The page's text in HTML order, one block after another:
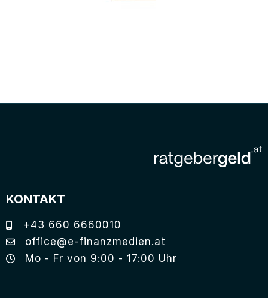
KONTAKT
+43 660 6660010
office@e-finanzmedien.at
Mo - Fr von 9:00 - 17:00 Uhr